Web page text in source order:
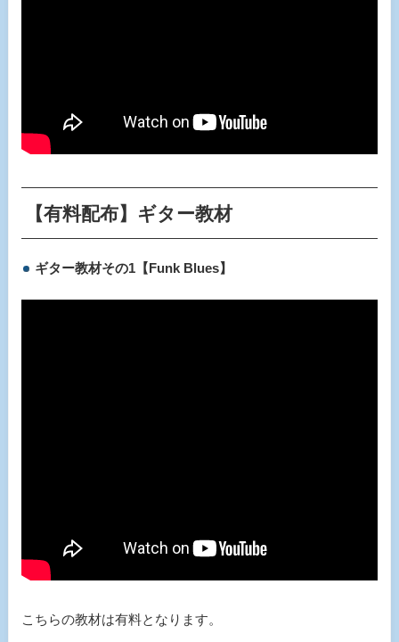
【有料配布】ギター教材
ギター教材その1【Funk Blues】
こちらの教材は有料となります。